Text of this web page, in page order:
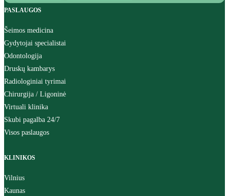
PASLAUGOS
Šeimos medicina
Gydytojai specialistai
Odontologija
Druskų kambarys
Radiologiniai tyrimai
Chirurgija / Ligoninė
Virtuali klinika
Skubi pagalba 24/7
Visos paslaugos
KLINIKOS
Vilnius
Kaunas